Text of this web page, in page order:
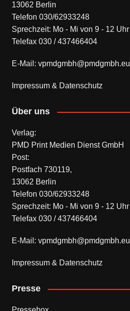
13062 Berlin
Telefon 030/62933248
Sprechzeit: Mo - Mi von 9 - 12 Uhr
Telefax 030 / 437466404
E-Mail: vpmdgmbh@pmdgmbh.eu
Impressum & Datenschutz
Über uns
Verlag:
PMD Print Medien Dienst GmbH
Post:
Postfach 730119,
13062 Berlin
Telefon 030/62933248
Sprechzeit: Mo - Mi von 9 - 12 Uhr
Telefax 030 / 437466404
E-Mail: vpmdgmbh@pmdgmbh.eu
Impressum & Datenschutz
Presse